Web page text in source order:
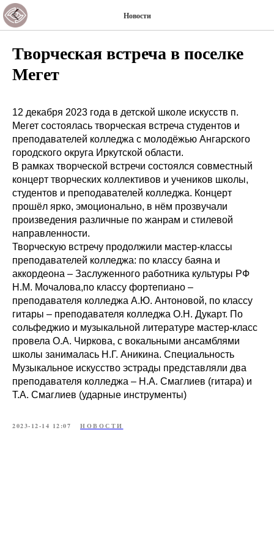
Новости
Творческая встреча в поселке
Мегет
12 декабря 2023 года в детской школе искусств п.
Мегет состоялась творческая встреча студентов и
преподавателей колледжа с молодёжью Ангарского
городского округа Иркутской области.
В рамках творческой встречи состоялся совместный
концерт творческих коллективов и учеников школы,
студентов и преподавателей колледжа. Концерт
прошёл ярко, эмоционально, в нём прозвучали
произведения различные по жанрам и стилевой
направленности.
Творческую встречу продолжили мастер-классы
преподавателей колледжа: по классу баяна и
аккордеона – Заслуженного работника культуры РФ
Н.М. Мочалова,по классу фортепиано –
преподавателя колледжа А.Ю. Антоновой, по классу
гитары – преподавателя колледжа О.Н. Дукарт. По
сольфеджио и музыкальной литературе мастер-класс
провела О.А. Чиркова, с вокальными ансамблями
школы занималась Н.Г. Аникина. Специальность
Музыкальное искусство эстрады представляли два
преподавателя колледжа – Н.А. Смаглиев (гитара) и
Т.А. Смаглиев (ударные инструменты)
2023-12-14 12:07 НОВОСТИ